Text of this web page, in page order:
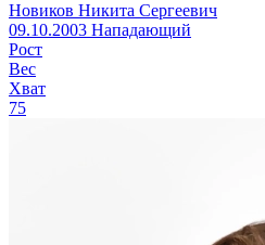
Новиков Никита Сергеевич
09.10.2003 Нападающий
Рост
Вес
Хват
75